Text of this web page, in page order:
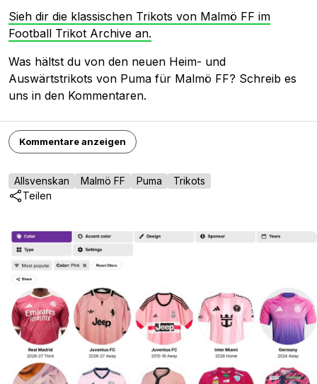
Sieh dir die klassischen Trikots von Malmö FF im
Football Trikot Archive an.
Was hältst du von den neuen Heim- und
Auswärtstrikots von Puma für Malmö FF? Schreib es
uns in den Kommentaren.
Kommentare anzeigen
Allsvenskan Malmö FF Puma
Trikots
Teilen